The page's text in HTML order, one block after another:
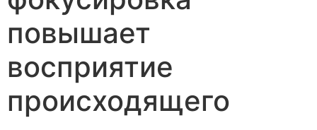
повышает
восприятие
происходящего